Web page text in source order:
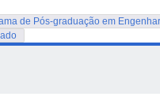
de Pós-graduação em